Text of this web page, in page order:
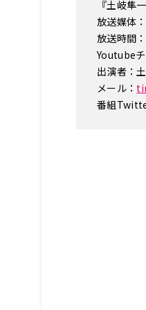
『土岐隼
放送媒体
放送時間
Youtube
出演者：
メール：
番組